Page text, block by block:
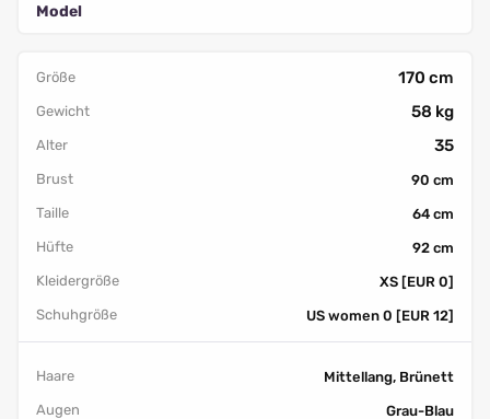
Model
Größe 170 cm
Gewicht 58 kg
Alter 35
Brust
90 cm
Taille
64 cm
Hüfte
92 cm
Kleidergröße
XS [EUR 0]
Schuhgröße
US women 0 [EUR 12]
Haare
Mittellang, Brünett
Augen
Grau-Blau